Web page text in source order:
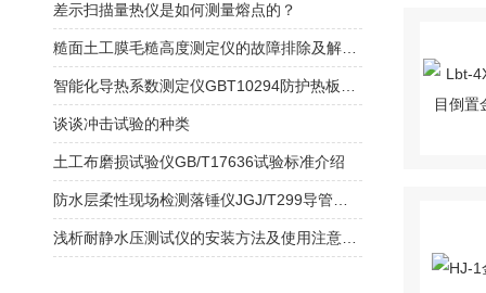
差示扫描量热仪是如何测量熔点的？
谈谈冲击试验的种类
土工布磨损试验仪GB/T17636试验标准介绍